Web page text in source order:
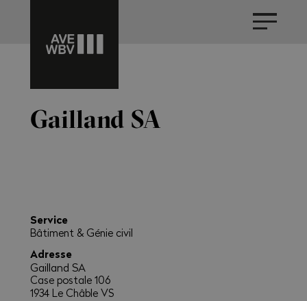
Gailland SA
Service
Bâtiment & Génie civil
Adresse
Gailland SA
Case postale 106
1934 Le Châble VS